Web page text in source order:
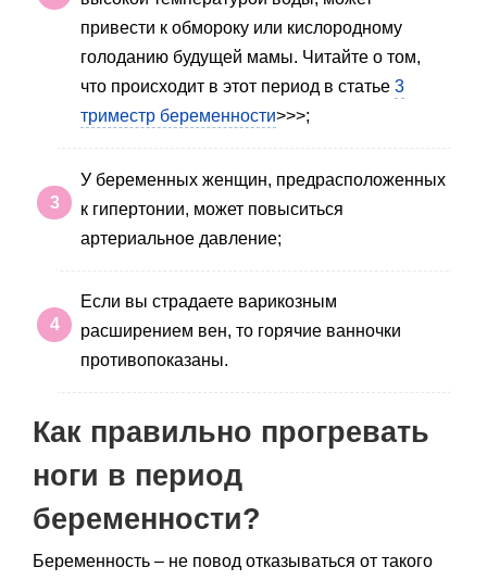
привести к обмороку или кислородному
голоданию будущей мамы. Читайте о том,
что происходит в этот период в статье 3
триместр беременности>>>;
У беременных женщин, предрасположенных
к гипертонии, может повыситься
артериальное давление;
Если вы страдаете варикозным
расширением вен, то горячие ванночки
противопоказаны.
Как правильно прогревать
ноги в период
беременности?
Беременность – не повод отказываться от такого